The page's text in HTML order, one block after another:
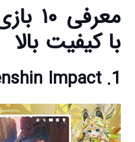
با کیفیت بالا
1. Genshin Impact